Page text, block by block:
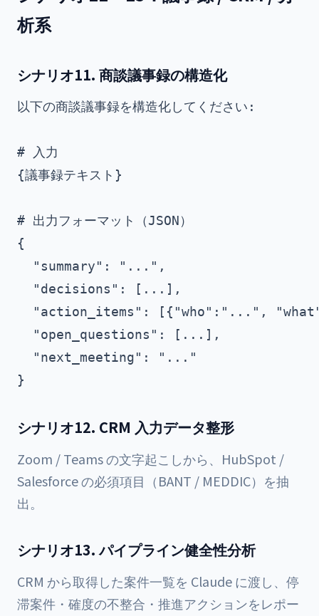
析系
シナリオ11. 商談議事録の構造化
以下の商談議事録を構造化してください:
# 入力
{議事録テキスト}
# 出力フォーマット（JSON）
{
  "summary": "...",
  "decisions": [...],
"action_items": [{"who":"...",
  "open_questions": [...],
  "next_meeting": "..."
シナリオ12. CRM 入力データ整形
Zoom / Teams の文字起こしから、HubSpot /
Salesforce の必須項目（BANT / MEDDIC）を抽
出。
シナリオ13. パイプライン健全性分析
CRM から取得した案件一覧を Claude に渡し、停
滞案件・確度の不整合・推進アクションをレポー